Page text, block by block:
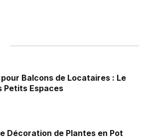
pour Balcons de Locataires : Le
Petits Espaces
Décoration de Plantes en Pot